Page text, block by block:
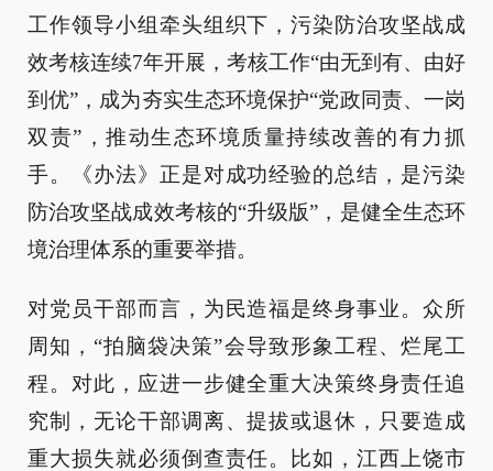
工作领导小组牵头组织下，污染防治攻坚战成
效考核连续7年开展，考核工作“由无到有、由好
到优”，成为夯实生态环境保护“党政同责、一岗
双责”，推动生态环境质量持续改善的有力抓
手。《办法》正是对成功经验的总结，是污染
防治攻坚战成效考核的“升级版”，是健全生态环
境治理体系的重要举措。
对党员干部而言，为民造福是终身事业。众所
周知，“拍脑袋决策”会导致形象工程、烂尾工
程。对此，应进一步健全重大决策终身责任追
究制，无论干部调离、提拔或退休，只要造成
重大损失就必须倒查责任。比如，江西上饶市